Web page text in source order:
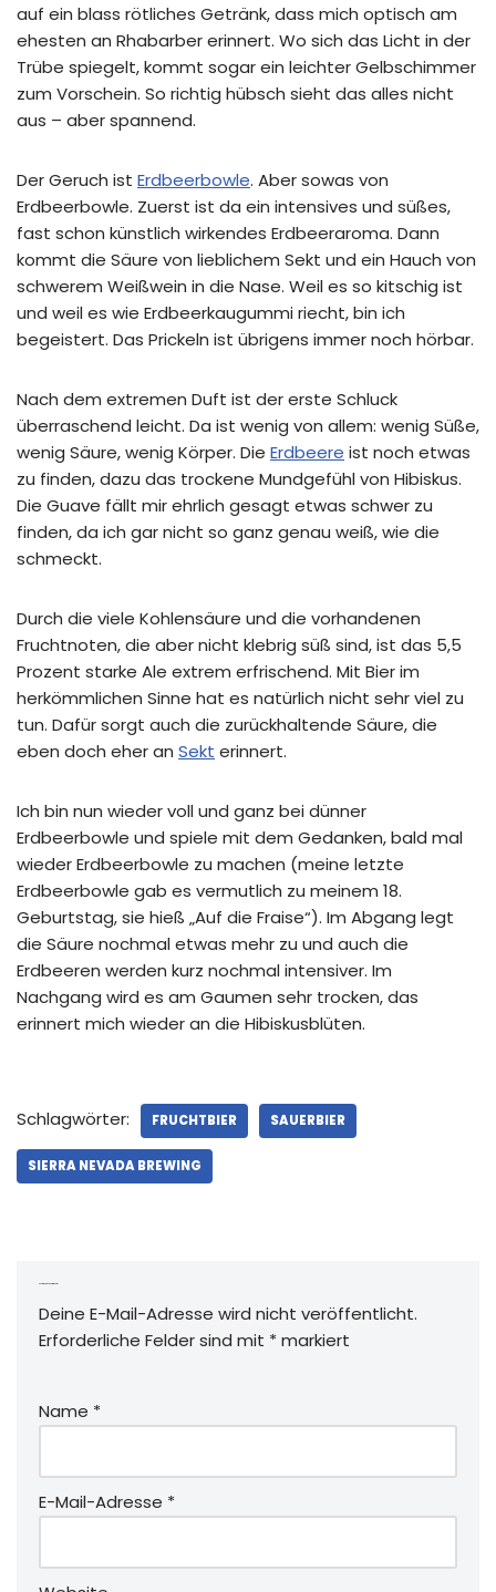
auf ein blass rötliches Getränk, dass mich optisch am
ehesten an Rhabarber erinnert. Wo sich das Licht in der
Trübe spiegelt, kommt sogar ein leichter Gelbschimmer
zum Vorschein. So richtig hübsch sieht das alles nicht
aus – aber spannend.
Der Geruch ist Erdbeerbowle. Aber sowas von
Erdbeerbowle. Zuerst ist da ein intensives und süßes,
fast schon künstlich wirkendes Erdbeeraroma. Dann
kommt die Säure von lieblichem Sekt und ein Hauch von
schwerem Weißwein in die Nase. Weil es so kitschig ist
und weil es wie Erdbeerkaugummi riecht, bin ich
begeistert. Das Prickeln ist übrigens immer noch hörbar.
Nach dem extremen Duft ist der erste Schluck
überraschend leicht. Da ist wenig von allem: wenig Süße,
wenig Säure, wenig Körper. Die Erdbeere ist noch etwas
zu finden, dazu das trockene Mundgefühl von Hibiskus.
Die Guave fällt mir ehrlich gesagt etwas schwer zu
finden, da ich gar nicht so ganz genau weiß, wie die
schmeckt.
Durch die viele Kohlensäure und die vorhandenen
Fruchtnoten, die aber nicht klebrig süß sind, ist das 5,5
Prozent starke Ale extrem erfrischend. Mit Bier im
herkömmlichen Sinne hat es natürlich nicht sehr viel zu
tun. Dafür sorgt auch die zurückhaltende Säure, die
eben doch eher an Sekt erinnert.
Ich bin nun wieder voll und ganz bei dünner
Erdbeerbowle und spiele mit dem Gedanken, bald mal
wieder Erdbeerbowle zu machen (meine letzte
Erdbeerbowle gab es vermutlich zu meinem 18.
Geburtstag, sie hieß „Auf die Fraise“). Im Abgang legt
die Säure nochmal etwas mehr zu und auch die
Erdbeeren werden kurz nochmal intensiver. Im
Nachgang wird es am Gaumen sehr trocken, das
erinnert mich wieder an die Hibiskusblüten.
Schlagwörter: FRUCHTBIER SAUERBIER
SIERRA NEVADA BREWING
Deine E-Mail-Adresse wird nicht veröffentlicht.
Erforderliche Felder sind mit *markiert
Name *
E-Mail-Adresse *